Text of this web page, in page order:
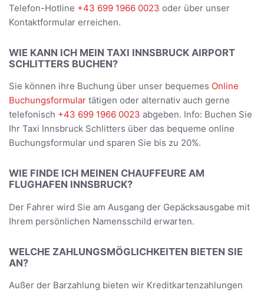
Telefon-Hotline +43 699 1966 0023 oder über unser
Kontaktformular erreichen.
WIE KANN ICH MEIN TAXI INNSBRUCK AIRPORT
SCHLITTERS BUCHEN?
Sie können ihre Buchung über unser bequemes Online
Buchungsformular tätigen oder alternativ auch gerne
telefonisch +43 699 1966 0023 abgeben. Info: Buchen Sie
Ihr Taxi Innsbruck Schlitters über das bequeme online
Buchungsformular und sparen Sie bis zu 20%.
WIE FINDE ICH MEINEN CHAUFFEURE AM
FLUGHAFEN INNSBRUCK?
Der Fahrer wird Sie am Ausgang der Gepäcksausgabe mit
Ihrem persönlichen Namensschild erwarten.
WELCHE ZAHLUNGSMÖGLICHKEITEN BIETEN SIE
AN?
Außer der Barzahlung bieten wir Kreditkartenzahlungen